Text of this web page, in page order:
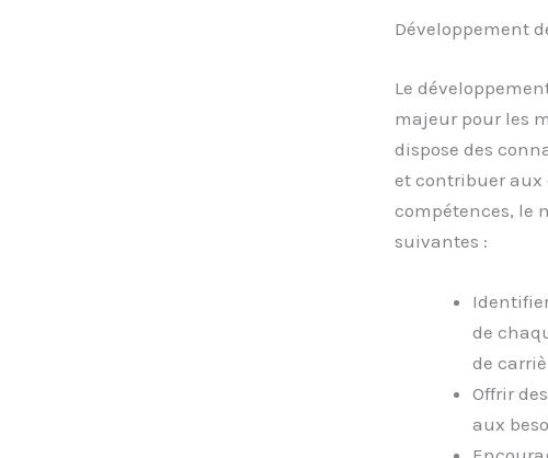
Développement
Le
majeur pour les
dispose des
et contribuer aux
compétences, le
suivantes :
de
de
Offrir
aux